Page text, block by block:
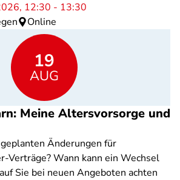
12:30 - 13:30
Online
19
AUG
Meine Altersvorsorge und
Änderungen für
Verträge? Wann kann ein Wechsel
Sie bei neuen Angeboten achten